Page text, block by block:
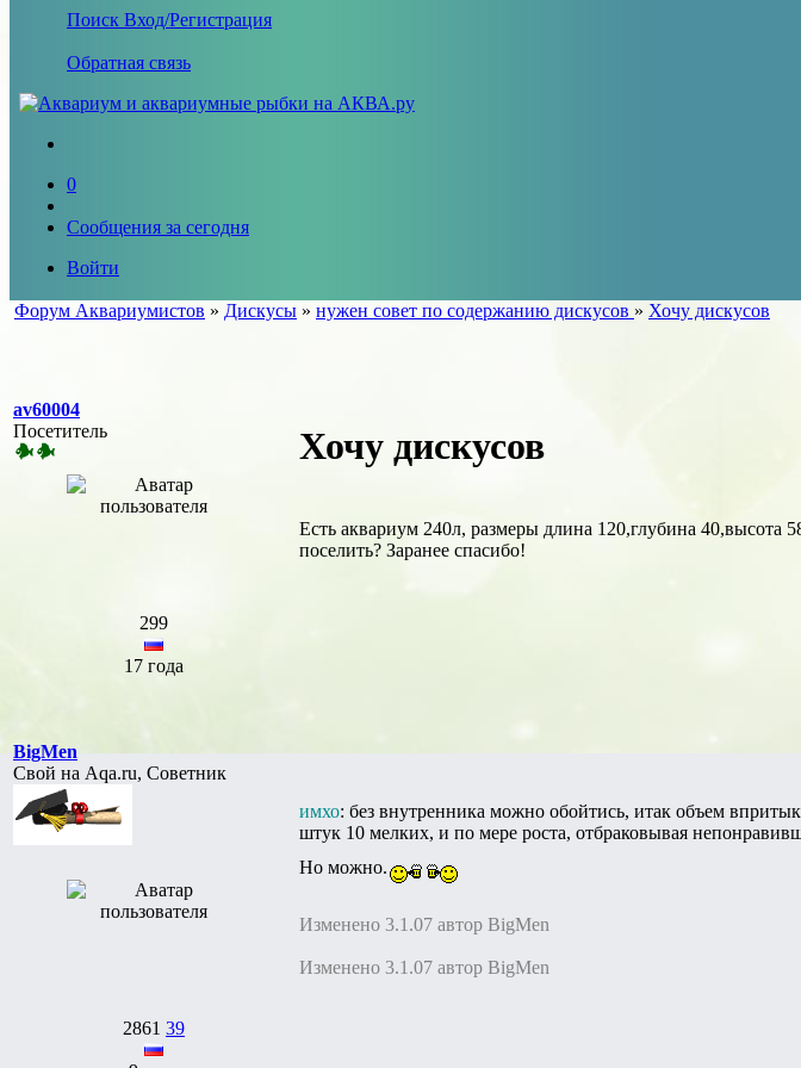
Поиск Вход/Регистрация
Обратная связь
0
Сообщения за сегодня
Войти
Форум Аквариумистов » Дискусы » нужен совет по содержанию дискусов » Хочу дискусов
av60004
Посетитель
299
17 года
Хочу дискусов
Есть аквариум 240л, размеры длина 120,глубина
поселить? Заранее спасибо!
BigMen
Свой на Aqa.ru, Советник
2861 39
имхо: без внутренника можно обойтись, итак объем
штук 10 мелких, и по мере роста, отбраковывая
Но можно.
Изменено 3.1.07 автор BigMen
Изменено 3.1.07 автор BigMen